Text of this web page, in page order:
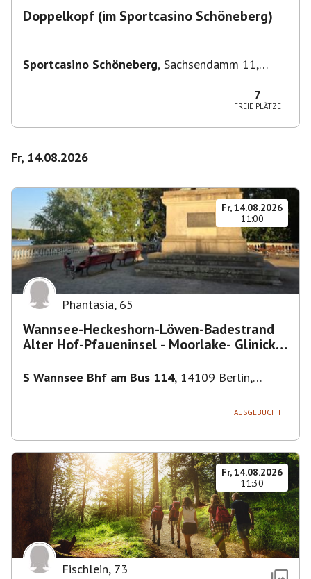
Doppelkopf (im Sportcasino Schöneberg)
Sportcasino Schöneberg, Sachsendamm 11,
7
FREIE PLÄTZE
Fr, 14.08.2026
Fr, 14.08.2026
11:00
Phantasia, 65
Wannsee-Heckeshorn-Löwen-Badestrand
Alter Hof-Pfaueninsel - Moorlake- Glinicker
S Wannsee Bhf am Bus 114, 14109 Berlin,
AUSGEBUCHT
Fr, 14.08.2026
11:30
Fischlein, 73